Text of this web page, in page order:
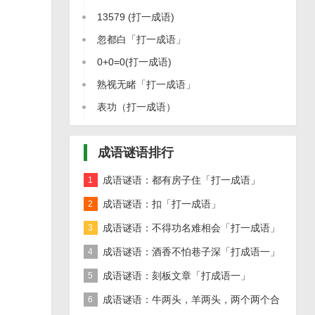
成语」
13579 (打一成语)
忽都白「打一成语」
0+0=0(打一成语)
熟视无睹「打一成语」
表功（打一成语）
成语谜语排行
1 成语谜语：都有房子住「打一成语」
2 成语谜语：扣「打一成语」
3 成语谜语：不得功名难相会「打一成语」
4 成语谜语：酒香不怕巷子深「打成语一」
5 成语谜语：刻板文章「打成语一」
6 成语谜语：牛两头，羊两头，两个两个合